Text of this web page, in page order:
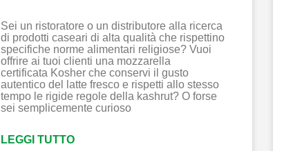
Sei un ristoratore o un distributore alla ricerca
di prodotti caseari di alta qualità che rispettino
specifiche norme alimentari religiose? Vuoi
offrire ai tuoi clienti una mozzarella
certificata Kosher che conservi il gusto
autentico del latte fresco e rispetti allo stesso
tempo le rigide regole della kashrut? O forse
sei semplicemente curioso
LEGGI TUTTO